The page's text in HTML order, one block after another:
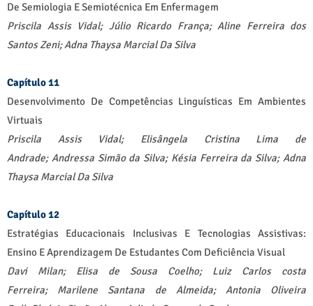
De Semiologia E Semiotécnica Em Enfermagem
Priscila Assis Vidal; Júlio Ricardo França; Aline Ferreira dos
Santos Zeni;Adna Thaysa Marcial Da Silva
Capítulo 11
Desenvolvimento De Competências Linguísticas Em Ambientes
Virtuais
Priscila Assis Vidal; Elisângela Cristina Lima de
Andrade; Andressa Simão da Silva; Késia Ferreira da Silva;Adna
Thaysa Marcial Da Silva
Capítulo 12
Estratégias Educacionais Inclusivas E Tecnologias Assistivas:
Ensino E Aprendizagem De Estudantes Com Deficiência Visual
Davi Milan; Elisa de Sousa Coelho; Luiz Carlos costa
Ferreira; Marilene Santana de Almeida; Antonia Oliveira